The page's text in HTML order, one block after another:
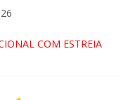
COM ESTREIA